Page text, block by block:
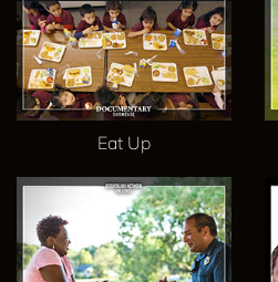
Eat Up